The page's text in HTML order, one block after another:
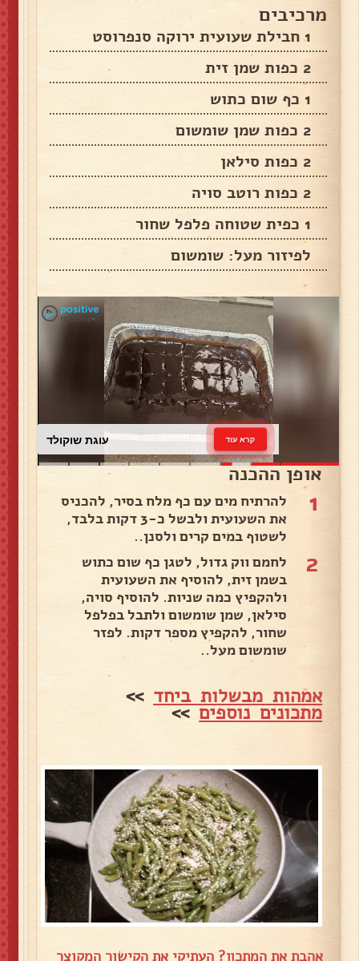
מרכיבים
1 חבילת שעועית ירוקה סנפרוסט
2 כפות שמן זית
1 כף שום כתוש
2 כפות שמן שומשום
2 כפות סילאן
2 כפות רוטב סויה
1 כפית שטוחה פלפל שחור
לפיזור מעל: שומשום
עוגת שוקולד קרא עוד
אופן ההכנה
1
להרתיח מים עם כף מלח בסיר, להכניס
את השעועית ולבשל כ-3 דקות בלבד,
לשטוף במים קרים ולסנן..
2
לחמם ווק גדול, לטגן כף שום כתוש
בשמן זית, להוסיף את השעועית
ולהקפיץ כמה שניות. להוסיף סויה,
סילאן, שמן שומשום ולתבל בפלפל
שחור, להקפיץ מספר דקות. לפזר
שומשום מעל..
אמהות מבשלות ביחד >>
מתכונים נוספים>>
אהבת את המתכון? העתיקי את הקישור המקוצר